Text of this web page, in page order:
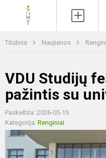
Titulinis Naujienos
VDU Studijų
pažintis su
Paskelbta: 2026-05-15
Kategorija: Renginiai